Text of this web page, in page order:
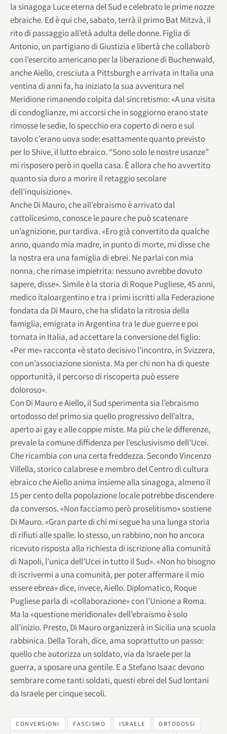
la sinagoga Luce eterna del Sud e celebrato le prime nozze
ebraiche. Ed è qui che, sabato, terrà il primo Bat Mitzvà, il
rito di passaggio all’età adulta delle donne. Figlia di
Antonio, un partigiano di Giustizia e libertà che collaborò
con l’esercito americano per la liberazione di Buchenwald,
anche Aiello, cresciuta a Pittsburgh e arrivata in Italia una
ventina di anni fa, ha iniziato la sua avventura nel
Meridione rimanendo colpita dal sincretismo: «A una visita
di condoglianze, mi accorsi che in soggiorno erano state
rimosse le sedie, lo specchio era coperto di nero e sul
tavolo c’erano uova sode: esattamente quanto previsto
per lo Shive, il lutto ebraico. “Sono solo le nostre usanze”
mi risposero però in quella casa. È allora che ho avvertito
quanto sia duro a morire il retaggio secolare
dell’inquisizione».
Anche Di Mauro, che all’ebraismo è arrivato dal
cattolicesimo, conosce le paure che può scatenare
un’agnizione, pur tardiva. «Ero già convertito da qualche
anno, quando mia madre, in punto di morte, mi disse che
la nostra era una famiglia di ebrei. Ne parlai con mia
nonna, che rimase impietrita: nessuno avrebbe dovuto
sapere, disse». Simile è la storia di Roque Pugliese, 45 anni,
medico italoargentino e tra i primi iscritti alla Federazione
fondata da Di Mauro, che ha sfidato la ritrosia della
famiglia, emigrata in Argentina tra le due guerre e poi
tornata in Italia, ad accettare la conversione del figlio:
«Per me» racconta «è stato decisivo l’incontro, in Svizzera,
con un’associazione sionista. Ma per chi non ha di queste
opportunità, il percorso di riscoperta può essere
doloroso».
Con Di Mauro e Aiello, il Sud sperimenta sia l’ebraismo
ortodosso del primo sia quello progressivo dell’altra,
aperto ai gay e alle coppie miste. Ma più che le differenze,
prevale la comune diffidenza per l’esclusivismo dell’Ucei.
Che ricambia con una certa freddezza. Secondo Vincenzo
Villella, storico calabrese e membro del Centro di cultura
ebraico che Aiello anima insieme alla sinagoga, almeno il
15 per cento della popolazione locale potrebbe discendere
da conversos. «Non facciamo però proselitismo» sostiene
Di Mauro. «Gran parte di chi mi segue ha una lunga storia
di rifiuti alle spalle. lo stesso, un rabbino, non ho ancora
ricevuto risposta alla richiesta di iscrizione alla comunità
di Napoli, l’unica dell’Ucei in tutto il Sud». «Non ho bisogno
di iscrivermi a una comunità, per poter affermare il mio
essere ebrea» dice, invece, Aiello. Diplomatico, Roque
Pugliese parla di «collaborazione» con l’Unione a Roma.
Ma la «questione meridionale» dell’ebraismo è solo
all’inizio. Presto, Di Mauro organizzerà in Sicilia una scuola
rabbinica. Della Torah, dice, ama soprattutto un passo:
quello che autorizza un soldato, via da Israele per la
guerra, a sposare una gentile. E a Stefano Isaac devono
sembrare come tanti soldati, questi ebrei del Sud lontani
da Israele per cinque secoli.
CONVERSIONI FASCISMO ISRAELE ORTODOSSI